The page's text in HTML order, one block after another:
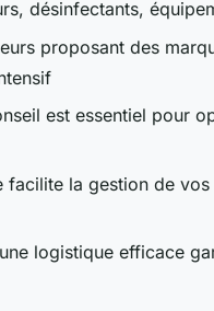
désinfectants,
proposant des
est essentiel pour
facilite la gestion de
logistique efficace